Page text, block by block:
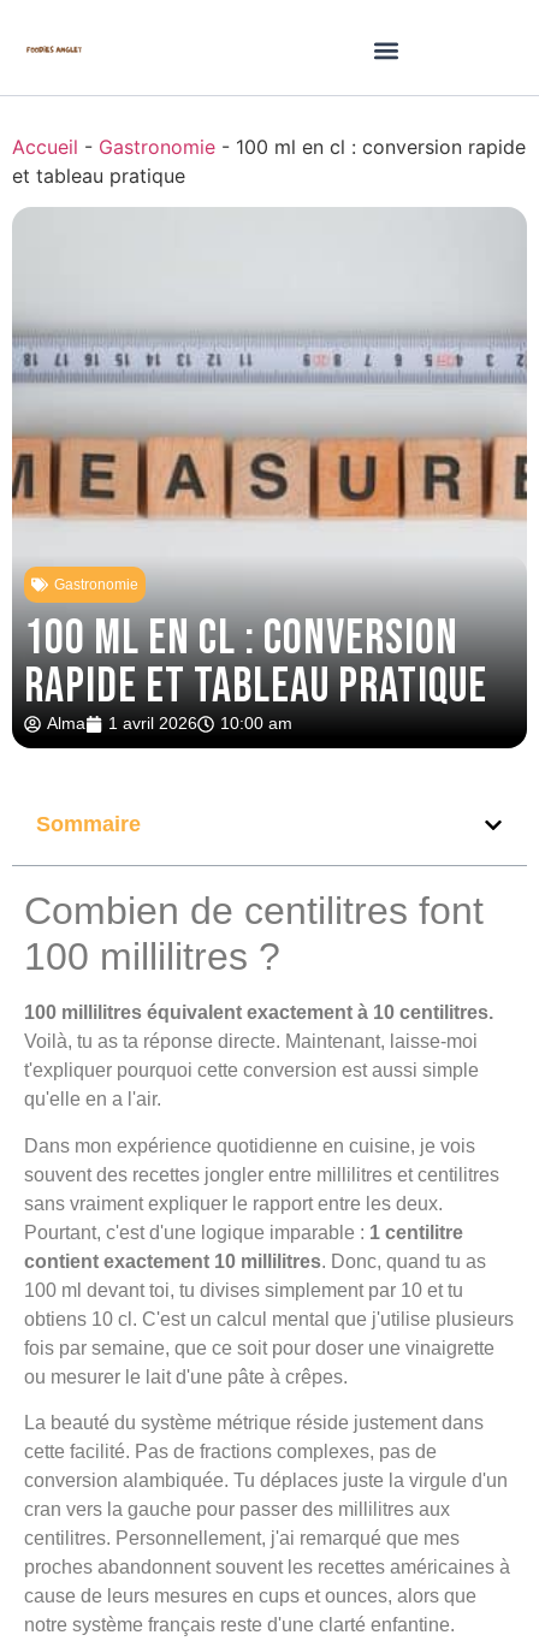
Accueil - Gastronomie - 100 ml en cl : conversion rapide
et tableau pratique
Gastronomie
100 ml en cl : conversion
rapide et tableau pratique
Alma 1 avril 2026 10:00 am
Sommaire
Combien de centilitres font
100 millilitres ?
100 millilitres équivalent exactement à 10 centilitres.
Voilà, tu as ta réponse directe. Maintenant, laisse-moi
t'expliquer pourquoi cette conversion est aussi simple
qu'elle en a l'air.
Dans mon expérience quotidienne en cuisine, je vois
souvent des recettes jongler entre millilitres et centilitres
sans vraiment expliquer le rapport entre les deux.
Pourtant, c'est d'une logique imparable : 1 centilitre
contient exactement 10 millilitres. Donc, quand tu as
100 ml devant toi, tu divises simplement par 10 et tu
obtiens 10 cl. C'est un calcul mental que j'utilise plusieurs
fois par semaine, que ce soit pour doser une vinaigrette
ou mesurer le lait d'une pâte à crêpes.
La beauté du système métrique réside justement dans
cette facilité. Pas de fractions complexes, pas de
conversion alambiquée. Tu déplaces juste la virgule d'un
cran vers la gauche pour passer des millilitres aux
centilitres. Personnellement, j'ai remarqué que mes
proches abandonnent souvent les recettes américaines à
cause de leurs mesures en cups et ounces, alors que
notre système français reste d'une clarté enfantine.